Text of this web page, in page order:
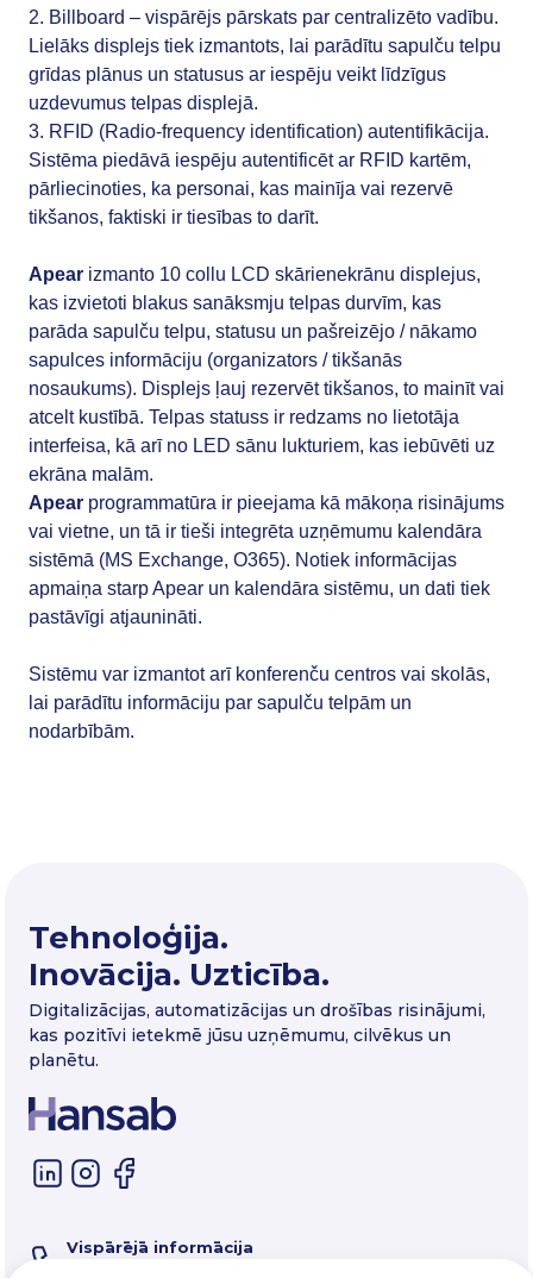
2. Billboard – vispārējs pārskats par centralizēto vadību.
Lielāks displejs tiek izmantots, lai parādītu sapulču telpu
grīdas plānus un statusus ar iespēju veikt līdzīgus
uzdevumus telpas displejā.
3. RFID (Radio-frequency identification) autentifikācija.
Sistēma piedāvā iespēju autentificēt ar RFID kartēm,
pārliecinoties, ka personai, kas mainīja vai rezervē
tikšanos, faktiski ir tiesības to darīt.
Apear izmanto 10 collu LCD skārienekrānu displejus,
kas izvietoti blakus sanāksmju telpas durvīm, kas
parāda sapulču telpu, statusu un pašreizējo / nākamo
sapulces informāciju (organizators / tikšanās
nosaukums). Displejs ļauj rezervēt tikšanos, to mainīt vai
atcelt kustībā. Telpas statuss ir redzams no lietotāja
interfeisa, kā arī no LED sānu lukturiem, kas iebūvēti uz
ekrāna malām.
Apear programmatūra ir pieejama kā mākoņa risinājums
vai vietne, un tā ir tieši integrēta uzņēmumu kalendāra
sistēmā (MS Exchange, O365). Notiek informācijas
apmaiņa starp Apear un kalendāra sistēmu, un dati tiek
pastāvīgi atjaunināti.
Sistēmu var izmantot arī konferenču centros vai skolās,
lai parādītu informāciju par sapulču telpām un
nodarbībām.
Tehnoloģija.
Inovācija. Uzticība.
Digitalizācijas, automatizācijas un drošības risinājumi,
kas pozitīvi ietekmē jūsu uzņēmumu, cilvēkus un
planētu.
Vispārējā informācija